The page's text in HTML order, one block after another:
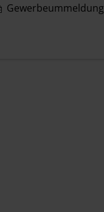
Gewerbeummeldung